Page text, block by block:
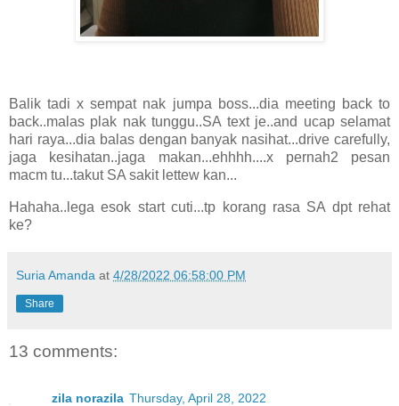
Balik tadi x sempat nak jumpa boss...dia meeting back to
back..malas plak nak tunggu..SA text je..and ucap selamat
hari raya...dia balas dengan banyak nasihat...drive carefully,
jaga kesihatan..jaga makan...ehhhh....x pernah2 pesan
macm tu...takut SA sakit lettew kan...
Hahaha..lega esok start cuti...tp korang rasa SA dpt rehat
ke?
Suria Amanda at 4/28/2022 06:58:00 PM
Share
13 comments:
zila norazila Thursday, April 28, 2022